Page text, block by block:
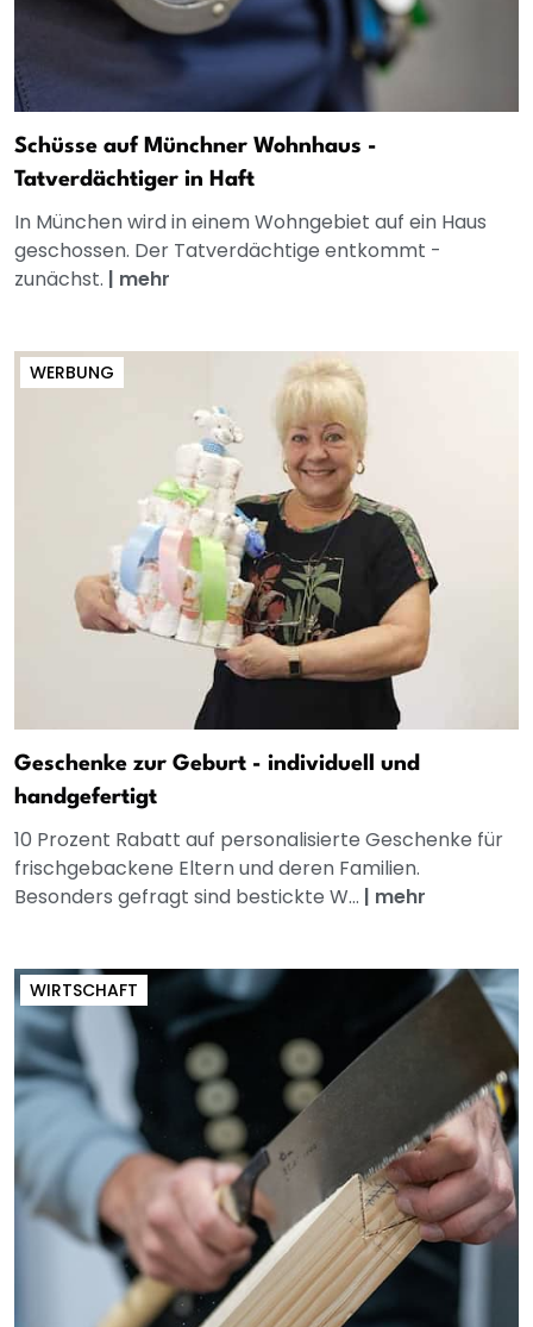
Schüsse auf Münchner Wohnhaus -
Tatverdächtiger in Haft
In München wird in einem Wohngebiet auf ein Haus
geschossen. Der Tatverdächtige entkommt -
zunächst. | mehr
WERBUNG
Geschenke zur Geburt - individuell und
handgefertigt
10 Prozent Rabatt auf personalisierte Geschenke für
frischgebackene Eltern und deren Familien.
Besonders gefragt sind bestickte W... | mehr
WIRTSCHAFT